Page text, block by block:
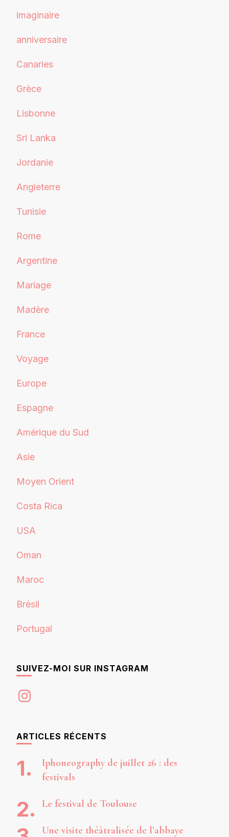
imaginaire
anniversaire
Canaries
Grèce
Lisbonne
Sri Lanka
Jordanie
Angleterre
Tunisie
Rome
Argentine
Mariage
Madère
France
Voyage
Europe
Espagne
Amérique du Sud
Asie
Moyen Orient
Costa Rica
USA
Oman
Maroc
Brésil
Portugal
SUIVEZ-MOI SUR INSTAGRAM
Instagram
ARTICLES RÉCENTS
Iphoneography de juillet 26 : des
festivals
Le festival de Toulouse
Une visite théâtralisée de l’abbaye